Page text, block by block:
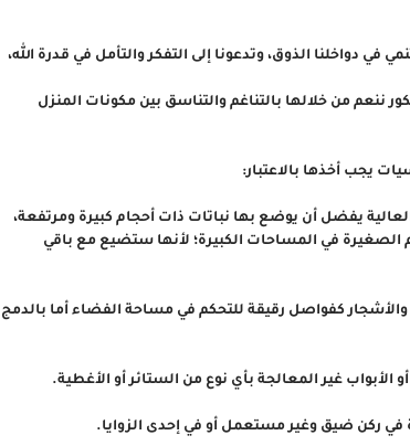
في دواخلنا الذوق، وتدعونا إلى التفكر والتأمل في قدرة الله،
ننعم من خلالها بالتناغم والتناسق بين مكونات المنزل
يجب أخذها بالاعتبار:
يفضل أن يوضع بها نباتات ذات أحجام كبيرة ومرتفعة،
الصغيرة في المساحات الكبيرة؛ لأنها ستضيع مع باقي
والأشجار كفواصل رقيقة للتحكم في مساحة الفضاء أما بالدمج
الأبواب غير المعالجة بأي نوع من الستائر أو الأغطية.
ركن ضيق وغير مستعمل أو في إحدى الزوايا.